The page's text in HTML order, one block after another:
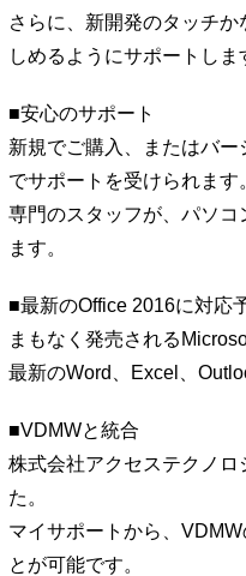
さらに、新開発のタッチ
しめるようにサポートしま
■安心のサポート
新規でご購入、またはバ
でサポートを受けられます
専門のスタッフが、パソ
ます。
■最新のOffice 2016に対応
まもなく発売される
最新のWord、Excel、
■VDMWと統合
株式会社アクセステクノ
た。
マイサポートから、
とが可能です。